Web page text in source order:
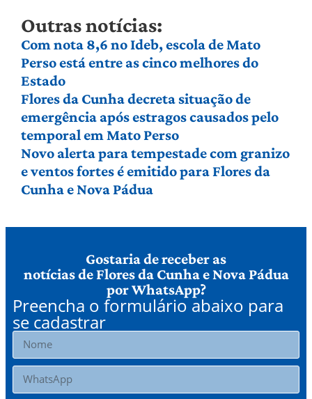
Outras notícias:
Com nota 8,6 no Ideb, escola de Mato
Perso está entre as cinco melhores do
Estado
Flores da Cunha decreta situação de
emergência após estragos causados pelo
temporal em Mato Perso
Novo alerta para tempestade com granizo
e ventos fortes é emitido para Flores da
Cunha e Nova Pádua
Gostaria de receber as
notícias de Flores da Cunha e Nova Pádua
por WhatsApp?
Preencha o formulário abaixo para
se cadastrar